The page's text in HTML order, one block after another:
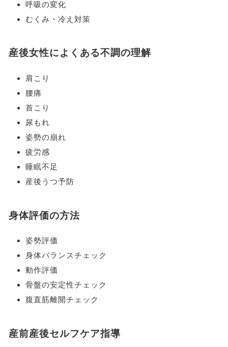
呼吸の変化
むくみ・冷え対策
産後女性によくある不調の理解
肩こり
腰痛
首こり
尿もれ
姿勢の崩れ
疲労感
睡眠不足
産後うつ予防
身体評価の方法
姿勢評価
身体バランスチェック
動作評価
骨盤の安定性チェック
腹直筋離開チェック
産前産後セルフケア指導